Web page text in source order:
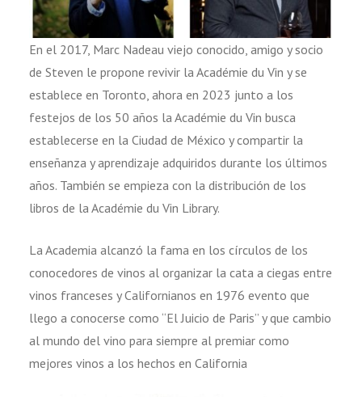
En el 2017, Marc Nadeau viejo conocido, amigo y socio
de Steven le propone revivir la Académie du Vin y se
establece en Toronto, ahora en 2023 junto a los
festejos de los 50 años la Académie du Vin busca
establecerse en la Ciudad de México y compartir la
enseñanza y aprendizaje adquiridos durante los últimos
años. También se empieza con la distribución de los
libros de la Académie du Vin Library.
La Academia alcanzó la fama en los círculos de los
conocedores de vinos al organizar la cata a ciegas entre
vinos franceses y Californianos en 1976 evento que
llego a conocerse como “El Juicio de Paris” y que cambio
al mundo del vino para siempre al premiar como
mejores vinos a los hechos en California